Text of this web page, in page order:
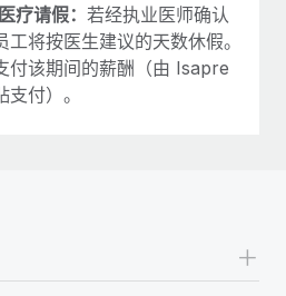
医疗请假： 若经执业医师确认
将按医生建议的天数休假。
付该期间的薪酬（由 Isapre
付）。
+